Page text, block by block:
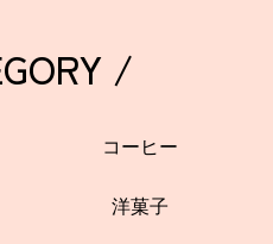
/
コーヒー
洋菓子